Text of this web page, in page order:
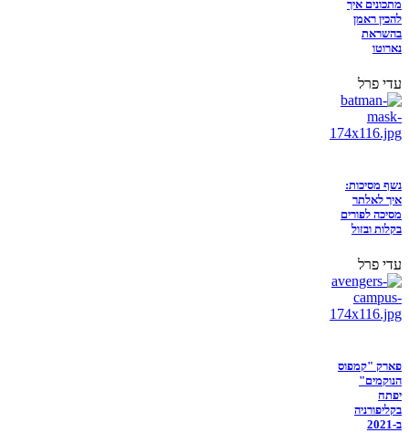
מתכונים איך
להכין ראמן
בהשראת
נארוטו
עדי פרל
נשף מסיכות:
איך לאלתר
מסיכה לפורים
בקלות ובזול
עדי פרל
פארק "קמפוס
הנוקמים"
יפתח
בקליפורניה
ב-2021